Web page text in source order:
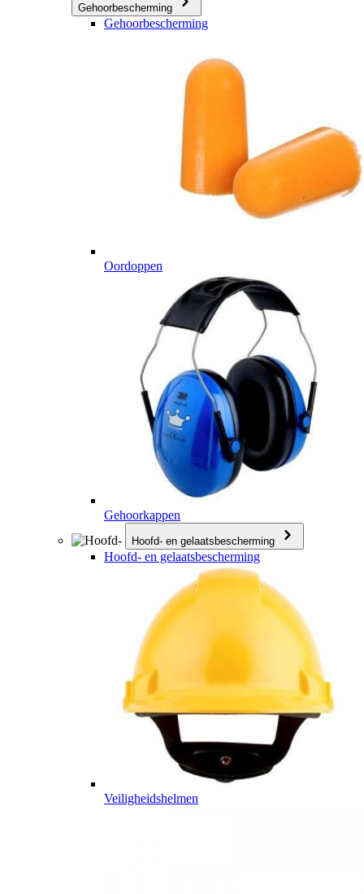
Gehoorbescherming
Gehoorbescherming
Oordoppen
Gehoorkappen
Hoofd- en gelaatsbescherming
Hoofd- en gelaatsbescherming
Veiligheidshelmen